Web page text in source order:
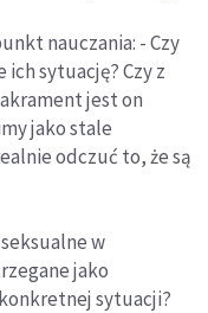
nauczania: - Czy
sytuację? Czy z
jest on
jako stale
odczuć to, że są
w
jako
sytuacji?